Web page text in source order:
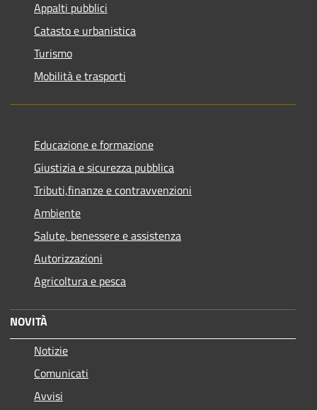
Appalti pubblici
Catasto e urbanistica
Turismo
Mobilità e trasporti
Educazione e formazione
Giustizia e sicurezza pubblica
Tributi,finanze e contravvenzioni
Ambiente
Salute, benessere e assistenza
Autorizzazioni
Agricoltura e pesca
NOVITÀ
Notizie
Comunicati
Avvisi